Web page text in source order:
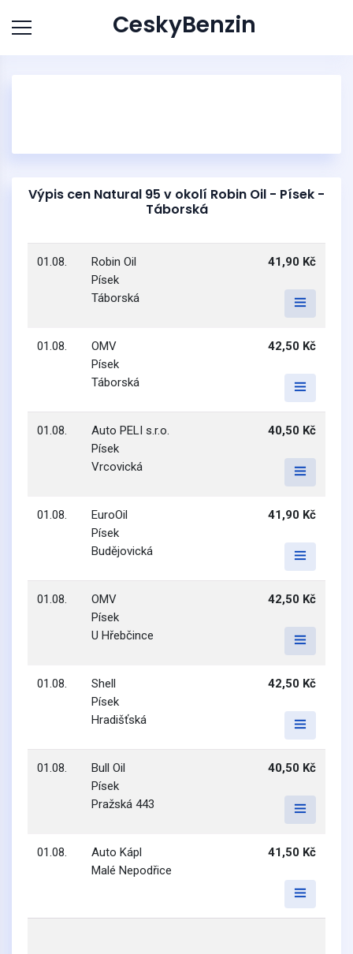
CeskyBenzin
Výpis cen Natural 95 v okolí Robin Oil - Písek -
Táborská
01.08.
Robin Oil
Písek
Táborská
41,90 Kč
01.08.
OMV
Písek
Táborská
42,50 Kč
01.08.
Auto PELI s.r.o.
Písek
Vrcovická
40,50 Kč
01.08.
EuroOil
Písek
Budějovická
41,90 Kč
01.08.
OMV
Písek
U Hřebčince
42,50 Kč
01.08.
Shell
Písek
Hradišťská
42,50 Kč
01.08.
Bull Oil
Písek
Pražská 443
40,50 Kč
01.08.
Auto Kápl
Malé Nepodřice
41,50 Kč